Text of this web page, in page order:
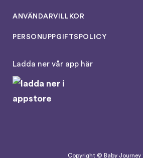
ANVÄNDARVILLKOR
PERSONUPPGIFTSPOLICY
Ladda ner vår app här
Copyright © Baby Journey